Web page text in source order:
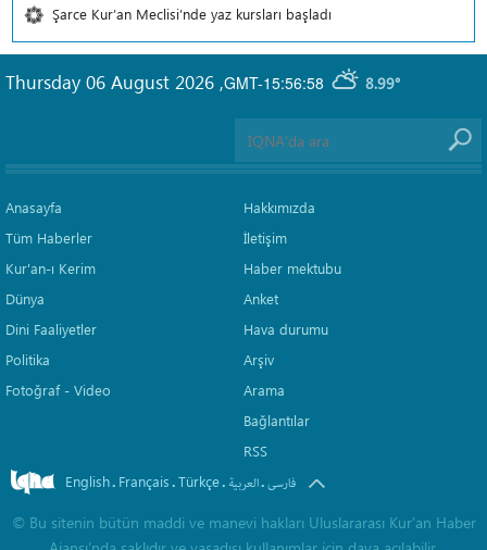
Şarce Kur’an Meclisi’nde yaz kursları başladı
GMT-15:56:58 8.99°
Thursday 06 August 2026 ,
Anasayfa
Tüm Haberler
Kur'an-ı Kerim
Dünya
Dini Faaliyetler
Politika
Fotoğraf - Video
Hakkımızda
İletişim
Haber mektubu
Anket
Hava durumu
Arşiv
Arama
Bağlantılar
RSS
English. Français.Türkçe. العربیة.فارسی
© Bu sitenin bütün maddi ve manevi hakları Uluslararası Kur’an Haber